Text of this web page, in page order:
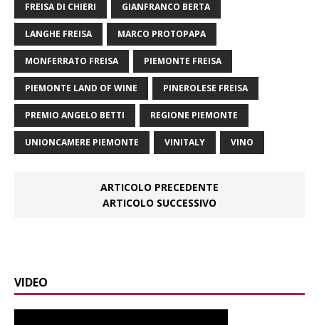
FREISA DI CHIERI GIANFRANCO BERTA
LANGHE FREISA MARCO PROTOPAPA
MONFERRATO FREISA PIEMONTE FREISA
PIEMONTE LAND OF WINE PINEROLESE FREISA
PREMIO ANGELO BETTI REGIONE PIEMONTE
UNIONCAMERE PIEMONTE VINITALY VINO
ARTICOLO PRECEDENTE
ARTICOLO SUCCESSIVO
VIDEO